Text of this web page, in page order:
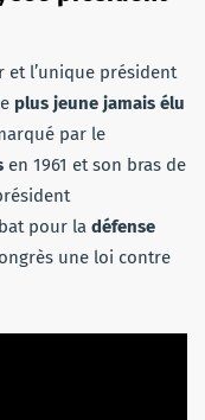
et l’unique président
plus jeune jamais élu
par le
en 1961 et son bras de
pour la défense
une loi contre